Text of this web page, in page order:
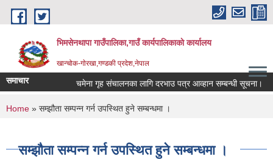
Skip to main content
भिमसेनथापा गाउँपालिका,गाउँ कार्यपालिकाकाे कार्यालय
खान्चोक-गाेरखा,गण्डकी प्रदेश,नेपाल
समाचार चमेना गृह संचालनका लागि दरभाउ पत्र आव्हान सम्बन्धी सूचना।
You are here
Home » सम्झौता सम्पन्न गर्न उपस्थित हुने सम्बन्धमा ।
सम्झौता सम्पन्न गर्न उपस्थित हुने सम्बन्धमा ।